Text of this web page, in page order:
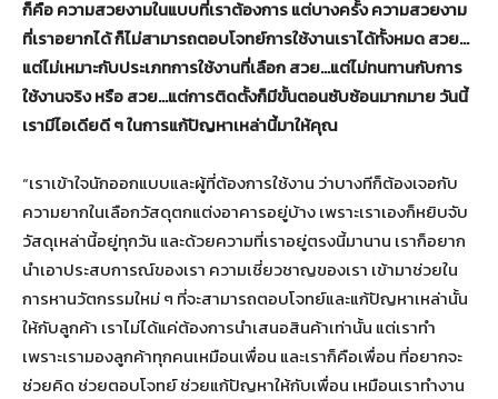
ก็คือ ความสวยงามในแบบที่เราต้องการ แต่บางครั้ง ความสวยงาม
ที่เราอยากได้ ก็ไม่สามารถตอบโจทย์การใช้งานเราได้ทั้งหมด สวย…
แต่ไม่เหมาะกับประเภทการใช้งานที่เลือก สวย…แต่ไม่ทนทานกับการ
ใช้งานจริง หรือ สวย…แต่การติดตั้งก็มีขั้นตอนซับซ้อนมากมาย วันนี้
เรามีไอเดียดี ๆ ในการแก้ปัญหาเหล่านี้มาให้คุณ
“เราเข้าใจนักออกแบบและผู้ที่ต้องการใช้งาน ว่าบางทีก็ต้องเจอกับ
ความยากในเลือกวัสดุตกแต่งอาคารอยู่บ้าง เพราะเราเองก็หยิบจับ
วัสดุเหล่านี้อยู่ทุกวัน และด้วยความที่เราอยู่ตรงนี้มานาน เราก็อยาก
นำเอาประสบการณ์ของเรา ความเชี่ยวชาญของเรา เข้ามาช่วยใน
การหานวัตกรรมใหม่ ๆ ที่จะสามารถตอบโจทย์และแก้ปัญหาเหล่านั้น
ให้กับลูกค้า เราไม่ได้แค่ต้องการนำเสนอสินค้าเท่านั้น แต่เราทำ
เพราะเรามองลูกค้าทุกคนเหมือนเพื่อน และเราก็คือเพื่อน ที่อยากจะ
ช่วยคิด ช่วยตอบโจทย์ ช่วยแก้ปัญหาให้กับเพื่อน เหมือนเราทำงาน